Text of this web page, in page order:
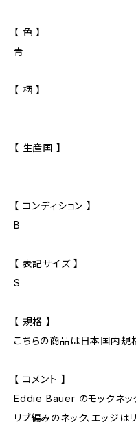
【 色 】
青
【 柄 】
【 生産国 】
【 コンディション 】
B
【 表記サイズ 】
S
【 規格 】
こちらの商品は日本国内規
【 コメント 】
Eddie Bauer のモックネッ
リブ編みのネック、エッジは